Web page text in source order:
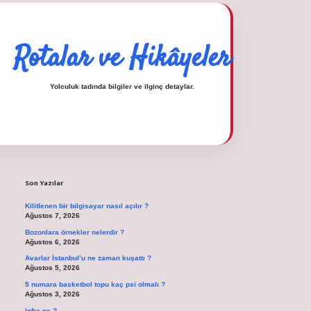
Rotalar ve Hikâyeler
Yolculuk tadında bilgiler ve ilginç detaylar.
Son Yazılar
Kilitlenen bir bilgisayar nasıl açılır ?
Ağustos 7, 2026
Bozonlara örnekler nelerdir ?
Ağustos 6, 2026
Avarlar İstanbul’u ne zaman kuşattı ?
Ağustos 5, 2026
5 numara basketbol topu kaç psi olmalı ?
Ağustos 3, 2026